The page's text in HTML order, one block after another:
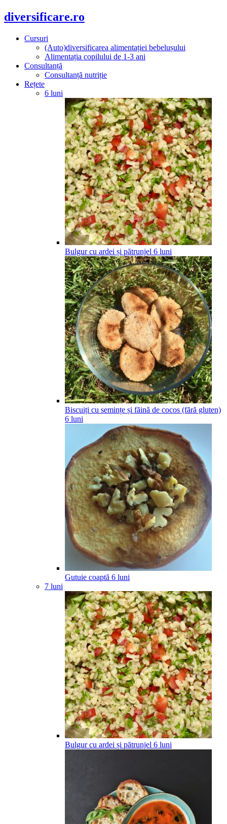
diversificare.ro
Cursuri
(Auto)diversificarea alimentației bebelușului
Alimentația copilului de 1-3 ani
Consultanță
Consultanță nutriție
Rețete
6 luni
Bulgur cu ardei și pătrunjel 6 luni
Biscuiți cu semințe și făină de cocos (fără gluten)
6 luni
Gutuie coaptă 6 luni
7 luni
Bulgur cu ardei și pătrunjel 6 luni